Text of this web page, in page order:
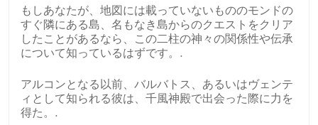
もしあなたが、地図には載っていないもののモンドの
すぐ隣にある島、名もなき島からのクエストをクリア
したことがあるなら、この二柱の神々の関係性や伝承
について知っているはずです。.
アルコンとなる以前、バルバトス、あるいはヴェンテ
ィとして知られる彼は、千風神殿で出会った際に力を
得た。.